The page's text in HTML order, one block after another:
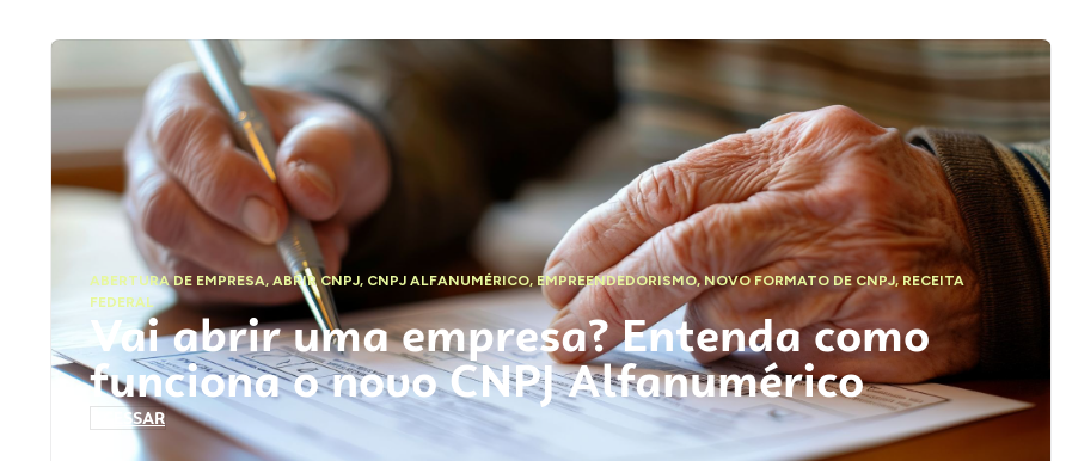
ABERTURA DE EMPRESA,ABRIR CNPJ, CNPJ ALFANUMÉRICO, EMPREENDEDORISMO,NOVO FORMATO DE CNPJ,RECEITA
FEDERAL
Vai abrir uma empresa? Entenda como
funciona o novo CNPJ Alfanumérico
ACESSAR